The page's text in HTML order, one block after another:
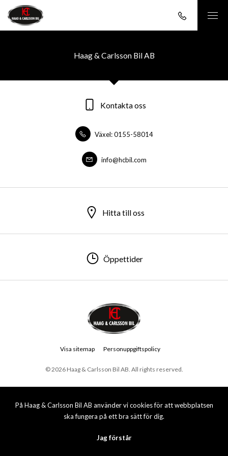
På Haag & Carlsson Bil AB använder vi cookies för att webbplatsen
ska fungera på ett bra sätt för dig.
Jag förstår
Haag & Carlsson Bil AB
Kontakta oss
Växel: 0155-58014
info@hcbil.com
Hitta till oss
Öppettider
© 2026 Haag & Carlsson Bil AB. All rights reserved.
Visa sitemap Personuppgiftspolicy